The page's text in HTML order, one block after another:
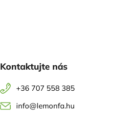
Kontaktujte nás
+36 707 558 385
info@lemonfa.hu